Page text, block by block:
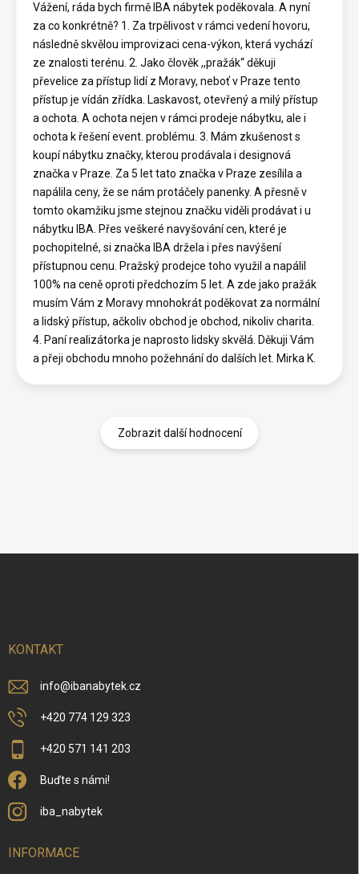
Vážení, ráda bych firmě IBA nábytek poděkovala. A nyní
za co konkrétně? 1. Za trpělivost v rámci vedení hovoru,
následně skvělou improvizaci cena-výkon, která vychází
ze znalosti terénu. 2. Jako člověk ,,pražák“ děkuji
převelice za přístup lidí z Moravy, neboť v Praze tento
přístup je vídán zřídka. Laskavost, otevřený a milý přístup
a ochota. A ochota nejen v rámci prodeje nábytku, ale i
ochota k řešení event. problému. 3. Mám zkušenost s
koupí nábytku značky, kterou prodávala i designová
značka v Praze. Za 5 let tato značka v Praze zesílila a
napálila ceny, že se nám protáčely panenky. A přesně v
tomto okamžiku jsme stejnou značku viděli prodávat i u
nábytku IBA. Přes veškeré navyšování cen, které je
pochopitelné, si značka IBA držela i přes navýšení
přístupnou cenu. Pražský prodejce toho využil a napálil
100% na ceně oproti předchozím 5 let. A zde jako pražák
musím Vám z Moravy mnohokrát poděkovat za normální
a lidský přístup, ačkoliv obchod je obchod, nikoliv charita.
4. Paní realizátorka je naprosto lidsky skvělá. Děkuji Vám
a přeji obchodu mnoho požehnání do dalších let. Mirka K.
Zobrazit další hodnocení
KONTAKT
info@ibanabytek.cz
+420 774 129 323
+420 571 141 203
Buďte s námi!
iba_nabytek
INFORMACE